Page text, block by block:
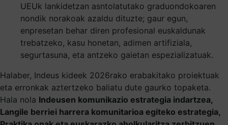
UEUk lankidetzan asntolatutako graduondokoaren
nondik norakoak azaldu dituzte; gaur egun,
enpresetan behar diren profesional euskaldunak
trebatzeko, kasu honetan, adimen artifiziala,
segurtasuna, eta antzeko gaietan espezializatuak.
Halaber, Indeus kideek 2026rako erabakitako proiektuak
eta erronkak aztertzeko baliatu dute gaurko topaketa.
Hala nola Indeusen komunikazio estrategia indartzea,
Langile berriei harrera komunitarioa egiteko estrategia,